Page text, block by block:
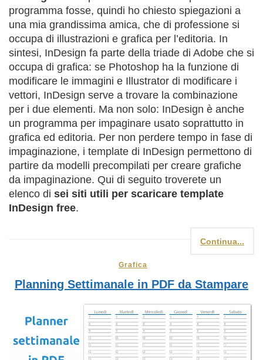
programma fosse, quindi ho chiesto spiegazioni a
una mia grandissima amica, che di professione si
occupa di illustrazioni e grafica per l’editoria. In
sintesi, InDesign fa parte della triade di Adobe che si
occupa di grafica: se Photoshop ha la funzione di
modificare le immagini e Illustrator di modificare i
vettori, InDesign serve a trovare la combinazione
per i due elementi. Ma non solo: InDesign è anche
un programma per impaginare usato soprattutto in
grafica ed editoria. Per non perdere tempo in fase di
impaginazione, i template di InDesign permettono di
partire da modelli precompilati per creare grafiche
da impaginazione. Qui di seguito troverete un
elenco di sei siti utili per scaricare template
InDesign free.
Continua...
Grafica
Planning Settimanale in PDF da Stampare